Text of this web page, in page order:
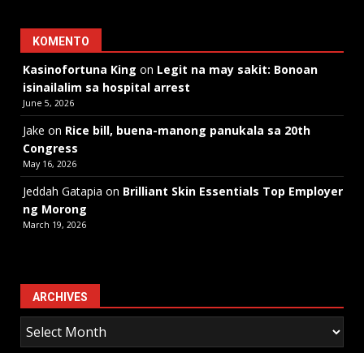
KOMENTO
Kasinofortuna King on Legit na may sakit: Bonoan
isinailalim sa hospital arrest
June 5, 2026
Jake on Rice bill, buena-manong panukala sa 20th
Congress
May 16, 2026
Jeddah Gatapia on Brilliant Skin Essentials Top Employer
ng Morong
March 19, 2026
ARCHIVES